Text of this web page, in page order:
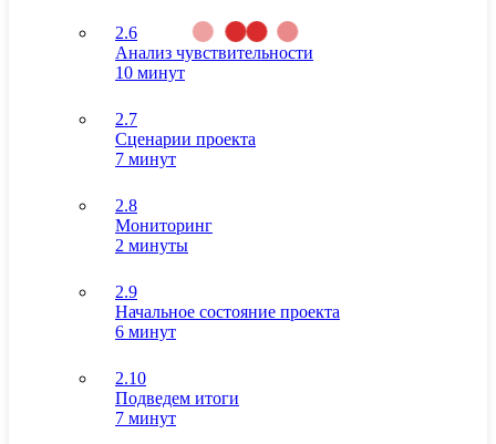
2.6
Анализ чувствительности
10 минут
2.7
Сценарии проекта
7 минут
2.8
Мониторинг
2 минуты
2.9
Начальное состояние проекта
6 минут
2.10
Подведем итоги
7 минут